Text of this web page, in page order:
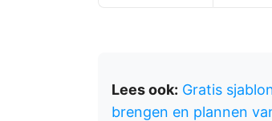
Lees ook: Gratis
brengen en plannen